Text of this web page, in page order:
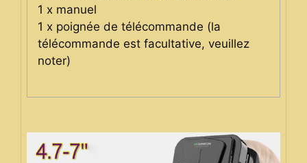
1 x manuel
1 x poignée de télécommande (la
télécommande est facultative, veuillez
noter)